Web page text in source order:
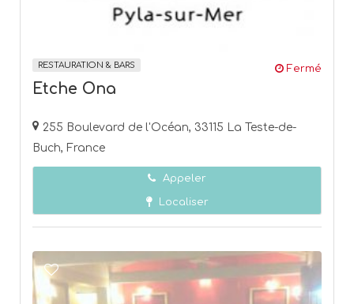
RESTAURATION & BARS Fermé
Etche Ona
255 Boulevard de l'Océan, 33115 La Teste-de-
Buch, France
Appeler
Localiser